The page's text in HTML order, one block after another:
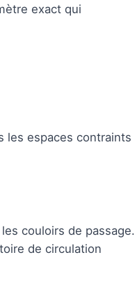
exact qui
les espaces contraints
couloirs de passage.
de circulation